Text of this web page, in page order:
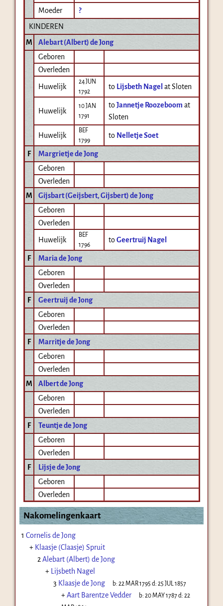
Moeder
?
KINDEREN
M
Alebart (Albert) de Jong
Geboren
Overleden
Huwelijk
24 JUN
1792
to Lijsbeth Nagel at Sloten
Huwelijk
10 JAN
1791
toJannetje Roozeboom at
Sloten
Huwelijk
BEF
1799
to Nelletje Soet
F
Margrietje de Jong
Geboren
Overleden
M
Gijsbart (Geijsbert, Gijsbert) de Jong
Geboren
Overleden
Huwelijk
BEF
1796
toGeertruij Nagel
F
Maria de Jong
Geboren
Overleden
F
Geertruij de Jong
Geboren
Overleden
F
Marritje de Jong
Geboren
Overleden
M
Albert de Jong
Geboren
Overleden
F
Teuntje de Jong
Geboren
Overleden
F
Lijsje de Jong
Geboren
Overleden
Nakomelingenkaart
1 Cornelis de Jong
+ Klaasje (Claasje) Spruit
2 Alebart (Albert) de Jong
+ Lijsbeth Nagel
3 Klaasje de Jong b:22 MAR 1795 d:25 JUL 1857
+Aart Barentze Vedder b:20 MAY 1787d:22